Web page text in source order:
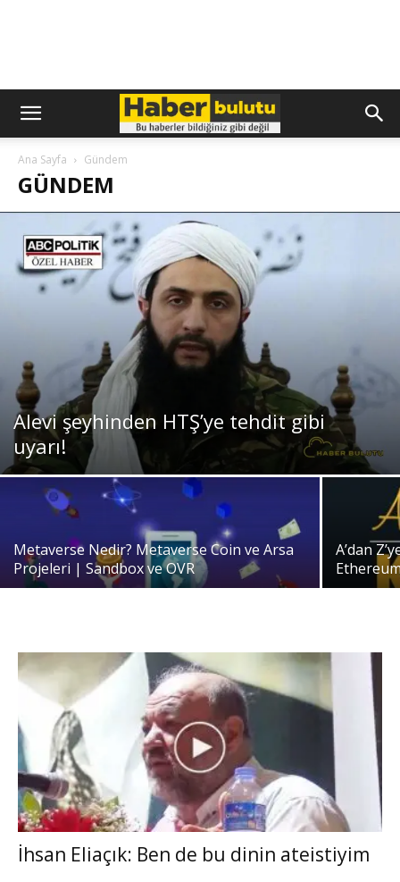
Ana Sayfa Gündem
GÜNDEM
Alevi şeyhinden HTŞ’ye tehdit gibi
uyarı!
Metaverse Nedir? Metaverse Coin ve Arsa
Projeleri | Sandbox ve OVR
A’dan
İhsan Eliaçık: Ben de bu dinin ateistiyim